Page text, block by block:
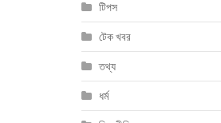
টিপস
টেক খবর
তথ্য
ধর্ম